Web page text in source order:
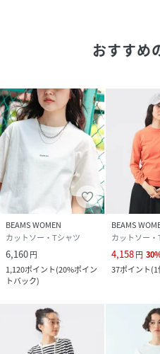
※光の当たり具合やパソコン
※屋外撮影による光の当たり
によって、実際の色味と異な
予めご了承ください。
※商品の色味は商品単体で撮
●おすすめTシャツをご紹介
・ボーイ エンブロイダリー
1065-101）
13-04-1066-156）
・Goodwear / カスタム ビ
おすすめ
BEAMS WOMEN
カットソー・Tシャツ
6,160円
1,120ポイント(20%ポイン
トバック)
BEAMS
カットソー
4,158円 30
37ポイント(